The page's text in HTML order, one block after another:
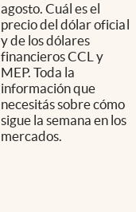
agosto. Cuál es el
precio del dólar oficial
y de los dólares
financieros CCL y
MEP. Toda la
información que
necesitás sobre cómo
sigue la semana en los
mercados.